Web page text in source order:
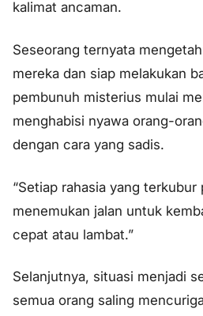
kalimat ancaman.
Seseorang ternyata
mereka dan siap melakukan
pembunuh misterius mulai
menghabisi nyawa orang-
dengan cara yang sadis.
“Setiap rahasia yang terkubur
menemukan jalan untuk
cepat atau lambat.”
Selanjutnya, situasi menjadi
semua orang saling